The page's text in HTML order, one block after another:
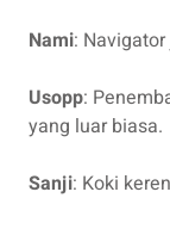
Nami:
Usopp:
yang luar biasa.
Sanji: Koki